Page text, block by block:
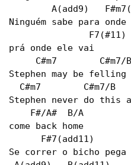
A(add9)
Ninguém sabe para
F7(#11)
prá onde ele vai
C#m7        C#m7/
Stephen may be
  C#m7        C#m7/B
Stephen never do this
    F#/A#  B/A
come back home
      F#7(add11)
Se correr o bicho pega